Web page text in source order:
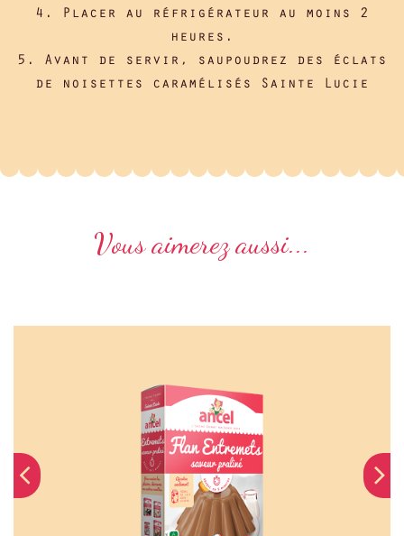
4. Placer au réfrigérateur au moins 2
heures.
5. Avant de servir, saupoudrez des éclats
de noisettes caramélisés Sainte Lucie
Vous aimerez aussi...